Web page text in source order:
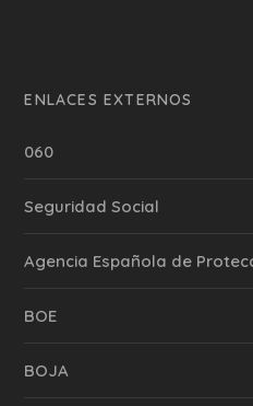
ENLACES EXTERNOS
060
Seguridad Social
Agencia Española de
BOE
BOJA